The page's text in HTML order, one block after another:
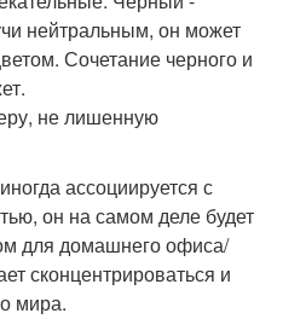
нейтральным, он может
Сочетание черного и
не лишенную
ассоциируется с
он на самом деле будет
для домашнего офиса/
сконцентрироваться и
мира.